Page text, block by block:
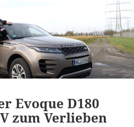
Evoque D180
zum Verlieben